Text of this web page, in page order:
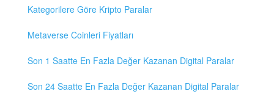
Kategorilere Göre Kripto Paralar
Metaverse Coinleri Fiyatları
Son 1 Saatte En Fazla Değer Kazanan Digital Paralar
Son 24 Saatte En Fazla Değer Kazanan Digital Paralar